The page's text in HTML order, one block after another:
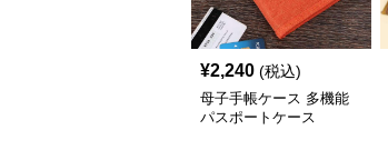
¥2,240 (税込)
母子手帳ケース 多機能
パスポートケース